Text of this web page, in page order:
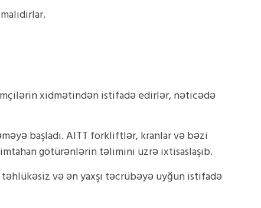
xidmətindən istifadə edirlər, nəticədə
başladı. AITT forkliftlər, kranlar və bəzi
götürənlərin təlimini üzrə ixtisaslaşıb.
təhlükəsiz və ən yaxşı təcrübəyə uyğun istifadə